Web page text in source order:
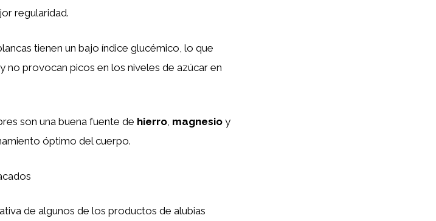
regularidad.
tienen un bajo índice glucémico, lo que
no provocan picos en los niveles de azúcar en
son una buena fuente de hierro, magnesio y
óptimo del cuerpo.
de algunos de los productos de alubias